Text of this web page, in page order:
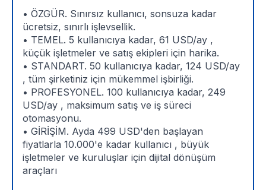
• ÖZGÜR. Sınırsız kullanıcı, sonsuza kadar
ücretsiz, sınırlı işlevsellik.
• TEMEL. 5 kullanıcıya kadar, 61 USD/ay ,
küçük işletmeler ve satış ekipleri için harika.
• STANDART. 50 kullanıcıya kadar, 124 USD/ay
, tüm şirketiniz için mükemmel işbirliği.
• PROFESYONEL. 100 kullanıcıya kadar, 249
USD/ay , maksimum satış ve iş süreci
otomasyonu.
• GİRİŞİM. Ayda 499 USD'den başlayan
fiyatlarla 10.000'e kadar kullanıcı , büyük
işletmeler ve kuruluşlar için dijital dönüşüm
araçları